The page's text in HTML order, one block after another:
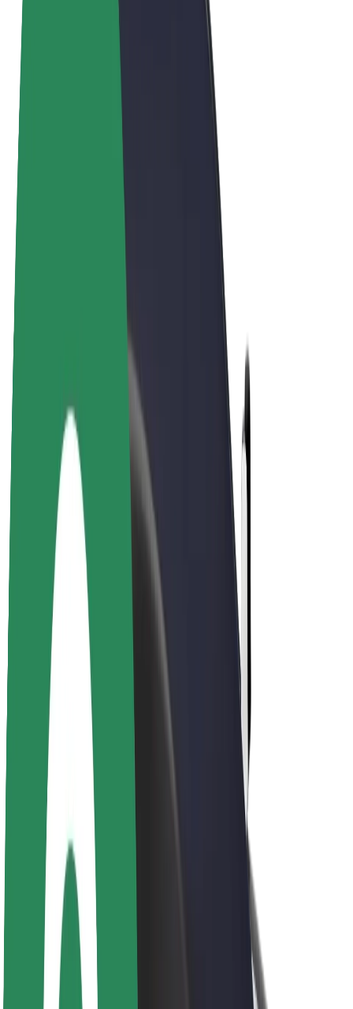
Výdělky řidiče
Kurýři
Výdělky kurýra
Partneři Bolt Food
Flotily
Franšízy
Společnost
Kariéra
O společnosti Bolt
Udržitelnost podle Boltu
Projekt Zero
Blog
Tiskové centrum
Pokyny ke značce
Naše poslání
Vedení
Značka
Média
Městský fond
Bezpečnost
Bezpečnost cestujících